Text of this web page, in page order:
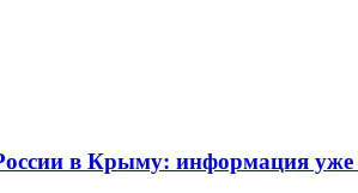
в Крыму: информация